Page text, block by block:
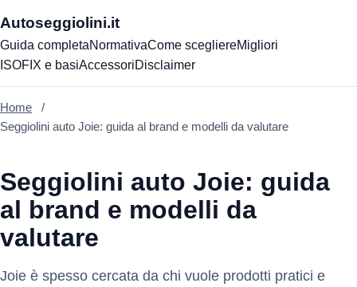
Autoseggiolini.it
Guida completaNormativaCome scegliereMigliori
ISOFIX e basiAccessoriDisclaimer
Home
Seggiolini auto Joie: guida al brand e modelli da valutare
Seggiolini auto Joie: guida
al brand e modelli da
valutare
Joie è spesso cercata da chi vuole prodotti pratici e